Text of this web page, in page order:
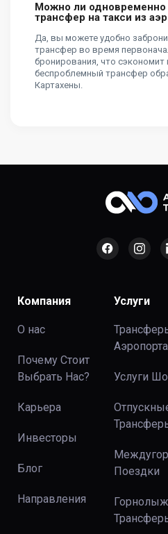
Можно ли одновременно
трансфер на такси из
Да, вы можете удобно
трансфер во время
бронирования, что
беспроблемный трансфер
Картахены.
Компания
О нас
Почему Стоит
Выбрать Нас?
Карьера
Инвесторы
Блог
Направления
Услуги
Аэропорта
Услуги
Поездки